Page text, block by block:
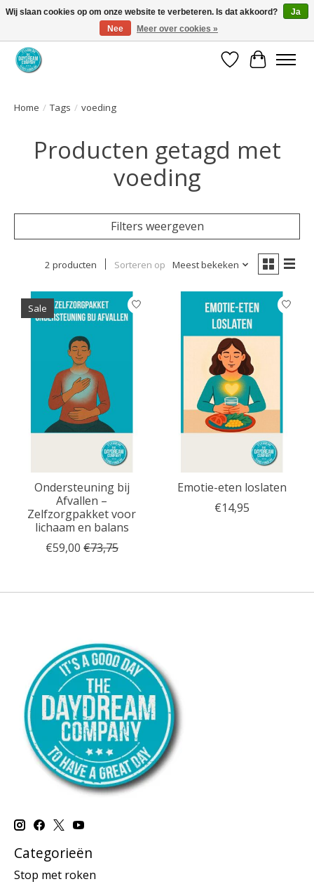
Coaching via download. Effectief en voordelig.
Verlanglijst
Home / Tags / voeding
Producten getagd met
voeding
Filters weergeven
2 producten Sorteren op Meest bekeken
Sale
Ondersteuning bij
Afvallen –
Zelfzorgpakket voor
lichaam en balans
€59,00 €73,75
Emotie-eten loslaten
€14,95
Categorieën
Stop met roken
Wij slaan cookies op om onze website te verbeteren. Is dat akkoord?
Ja
Nee
Meer over cookies »